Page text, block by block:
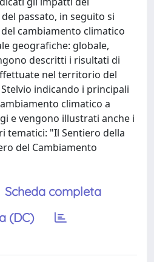
passato, in seguito si
cambiamento climatico
geografiche: globale,
descritti i risultati di
nel territorio del
indicando i principali
climatico a
e vengono illustrati anche i
tematici: "Il Sentiero della
del Cambiamento
Scheda completa
(DC)